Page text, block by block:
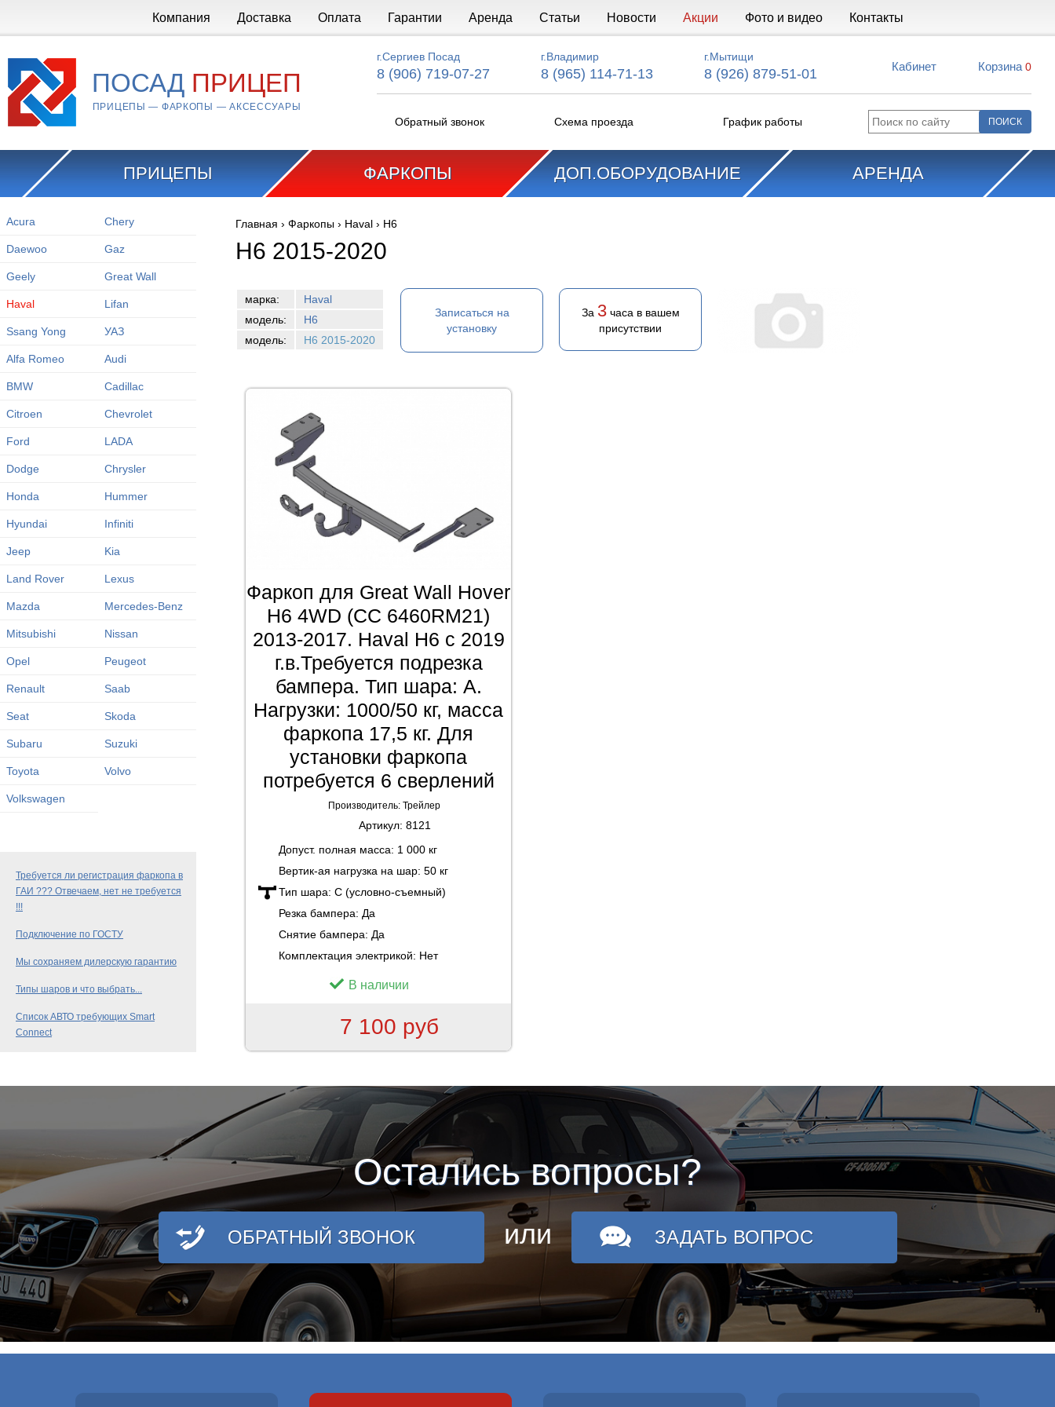
Компания Доставка Оплата Гарантии Аренда Статьи Новости Акции Фото и видео Контакты
ПОСАД ПРИЦЕП
ПРИЦЕПЫ — ФАРКОПЫ — АКСЕССУАРЫ
г.Сергиев Посад
8 (906) 719-07-27
г.Владимир
8 (965) 114-71-13
г.Мытищи
8 (926) 879-51-01 Кабинет Корзина 0
Обратный звонок Схема проезда График работы
ПРИЦЕПЫ ФАРКОПЫ ДОП.ОБОРУДОВАНИЕ АРЕНДА
Acura Chery
Daewoo Gaz
Geely Great Wall
Haval Lifan
Ssang Yong УАЗ
Alfa Romeo Audi
BMW Cadillac
Citroen Chevrolet
Ford LADA
Dodge Chrysler
Honda Hummer
Hyundai Infiniti
Jeep Kia
Land Rover Lexus
Mazda Mercedes-Benz
Mitsubishi Nissan
Opel Peugeot
Renault Saab
Seat Skoda
Subaru Suzuki
Toyota Volvo
Volkswagen
Требуется ли регистрация фаркопа в
ГАИ ??? Отвечаем, нет не требуется
!!!
Подключение по ГОСТУ
Мы сохраняем дилерскую гарантию
Типы шаров и что выбрать...
Список АВТО требующих Smart
Connect
Вы здесь
Главная › Фаркопы › Haval › H6
H6 2015-2020
марка:
Haval
модель:
H6
модель:
H6 2015-2020
Записаться на
установку
За 3часа в вашем
присутствии
Фаркоп для Great Wall Hover
H6 4WD (СС 6460RМ21)
2013-2017. Haval H6 с 2019
г.в.Требуется подрезка
бампера. Тип шара: A.
Нагрузки: 1000/50 кг, масса
фаркопа 17,5 кг. Для
установки фаркопа
потребуется 6 сверлений
Производитель: Трейлер
Артикул: 8121
Допуст. полная масса: 1 000 кг
Вертик-ая нагрузка на шар: 50 кг
Тип шара: C (условно-съемный)
Резка бампера: Да
Снятие бампера: Да
Комплектация электрикой: Нет
В наличии
7 100 руб
Остались вопросы?
ОБРАТНЫЙ ЗВОНОК или ЗАДАТЬ ВОПРОС